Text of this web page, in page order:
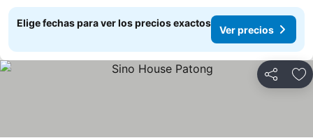
Elige fechas para ver los precios exactos
Ver precios
Compartir